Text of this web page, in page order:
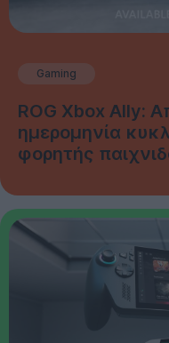
Gaming
ROG Xbox Ally:
ημερομηνία
φορητής